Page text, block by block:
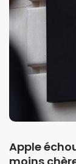
Apple
moins